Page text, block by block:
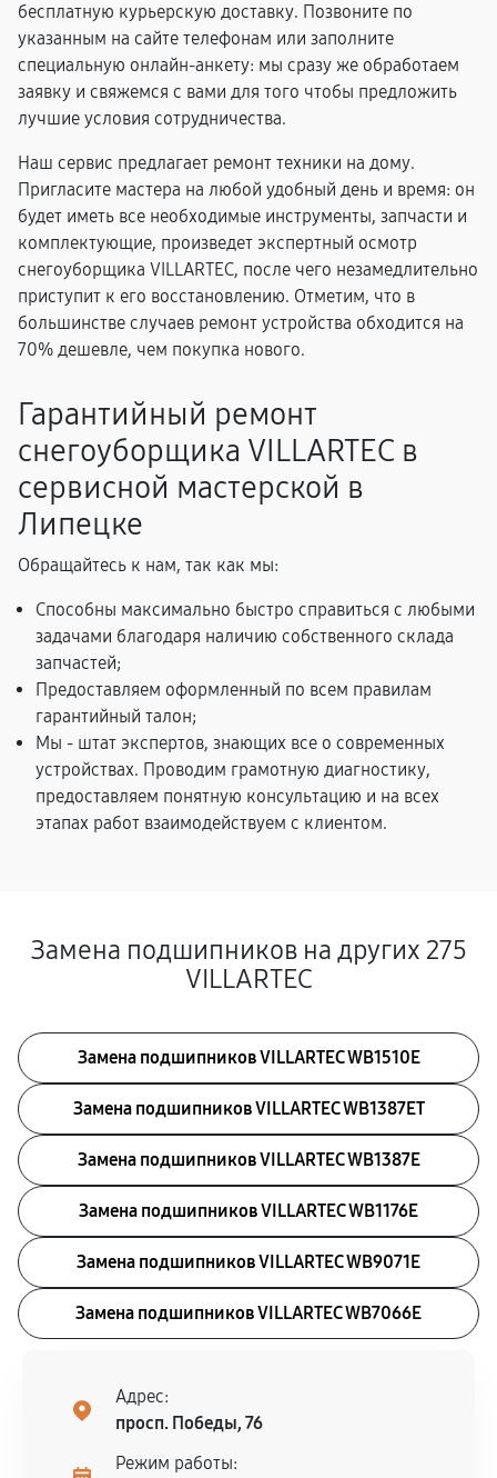
бесплатную курьерскую доставку. Позвоните по
указанным на сайте телефонам или заполните
специальную онлайн-анкету: мы сразу же обработаем
заявку и свяжемся с вами для того чтобы предложить
лучшие условия сотрудничества.
Наш сервис предлагает ремонт техники на дому.
Пригласите мастера на любой удобный день и время: он
будет иметь все необходимые инструменты, запчасти и
комплектующие, произведет экспертный осмотр
снегоуборщика VILLARTEC, после чего незамедлительно
приступит к его восстановлению. Отметим, что в
большинстве случаев ремонт устройства обходится на
70% дешевле, чем покупка нового.
Гарантийный ремонт
снегоуборщика VILLARTEC в
сервисной мастерской в
Липецке
Обращайтесь к нам, так как мы:
Способны максимально быстро справиться с любыми
задачами благодаря наличию собственного склада
запчастей;
Предоставляем оформленный по всем правилам
гарантийный талон;
Мы - штат экспертов, знающих все о современных
устройствах. Проводим грамотную диагностику,
предоставляем понятную консультацию и на всех
этапах работ взаимодействуем с клиентом.
Замена подшипников на других 275
VILLARTEC
Замена подшипников VILLARTEC WB1510E
Замена подшипников VILLARTEC WB1387ET
Замена подшипников VILLARTEC WB1387E
Замена подшипников VILLARTEC WB1176E
Замена подшипников VILLARTEC WB9071E
Замена подшипников VILLARTEC WB7066E
Адрес:
просп. Победы, 76
Режим работы: